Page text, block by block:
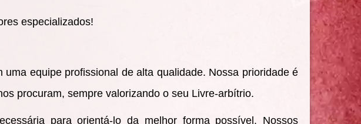
especializados!
equipe profissional de alta qualidade. Nossa prioridade é
procuram, sempre valorizando o seu Livre-arbítrio.
para orientá-lo da melhor forma possível. Nossos